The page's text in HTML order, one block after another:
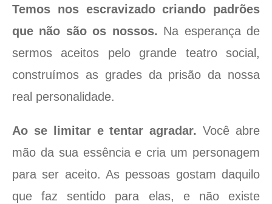
Temos nos escravizado criando padrões
que não são os nossos. Na esperança de
sermos aceitos pelo grande teatro social,
construímos as grades da prisão da nossa
real personalidade.
Ao se limitar e tentar agradar. Você abre
mão da sua essência e cria um personagem
para ser aceito. As pessoas gostam daquilo
que faz sentido para elas, e não existe